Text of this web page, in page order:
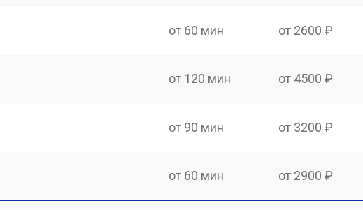
от 60 мин от 2600 ₽
от 120 мин от 4500 ₽
от 90 мин от 3200 ₽
от 60 мин от 2900 ₽